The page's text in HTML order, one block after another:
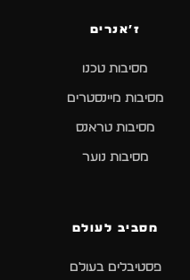
ז׳אנרים
מסיבות טכנו
מסיבות מיינסטרים
מסיבות טראנס
מסיבות נוער
מסביב לעולם
פסטיבלים בעולם